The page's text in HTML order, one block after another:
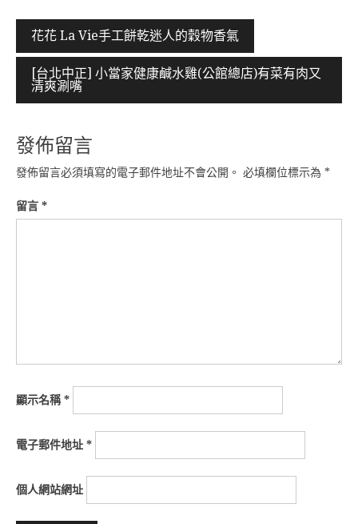
文
章
導
覽
花花 La Vie手工餅乾迷人的穀物香氣
[台北中正] 小當家健康鹹水雞(公館總店)有菜有肉又
清爽涮嘴
發佈留言
發佈留言必須填寫的電子郵件地址不會公開。 必填欄位標示為 *
留言 *
顯示名稱*
電子郵件地址 *
個人網站網址